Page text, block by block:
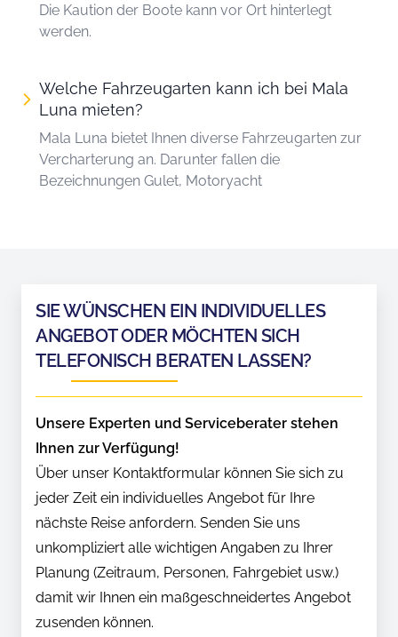
Die Kaution der Boote kann vor Ort hinterlegt
werden.
Welche Fahrzeugarten kann ich bei Mala
Luna mieten?
Mala Luna bietet Ihnen diverse Fahrzeugarten zur
Vercharterung an. Darunter fallen die
Bezeichnungen Gulet, Motoryacht
SIE WÜNSCHEN EIN INDIVIDUELLES
ANGEBOT ODER MÖCHTEN SICH
TELEFONISCH BERATEN LASSEN?
Unsere Experten und Serviceberater stehen
Ihnen zur Verfügung!
Über unser Kontaktformular können Sie sich zu
jeder Zeit ein individuelles Angebot für Ihre
nächste Reise anfordern. Senden Sie uns
unkompliziert alle wichtigen Angaben zu Ihrer
Planung (Zeitraum, Personen, Fahrgebiet usw.)
damit wir Ihnen ein maßgeschneidertes Angebot
zusenden können.